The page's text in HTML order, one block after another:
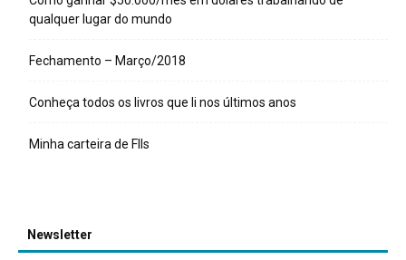
qualquer lugar do mundo
Fechamento – Março/2018
Conheça todos os livros que li nos últimos anos
Minha carteira de FIIs
Newsletter